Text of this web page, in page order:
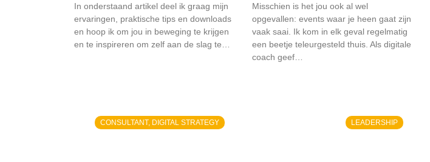
In onderstaand artikel deel ik graag mijn
ervaringen, praktische tips en downloads
en hoop ik om jou in beweging te krijgen
en te inspireren om zelf aan de slag te…
Misschien is het jou ook al wel
opgevallen: events waar je heen gaat zijn
vaak saai. Ik kom in elk geval regelmatig
een beetje teleurgesteld thuis. Als digitale
coach geef…
CONSULTANT, DIGITAL STRATEGY LEADERSHIP